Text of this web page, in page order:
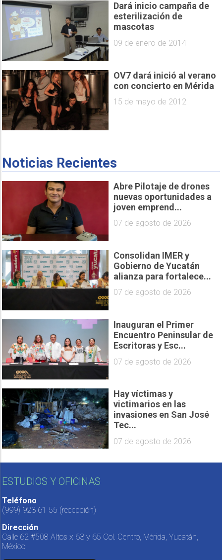
Dará inicio campaña de
esterilización de
mascotas
09 de enero de 2014
OV7 dará inició al verano
con concierto en Mérida
15 de mayo de 2012
Noticias Recientes
Abre Pilotaje de drones
nuevas oportunidades a
joven emprend...
07 de agosto de 2026
Consolidan IMER y
Gobierno de Yucatán
alianza para fortalece...
07 de agosto de 2026
Inauguran el Primer
Encuentro Peninsular de
Escritoras y Esc...
07 de agosto de 2026
Hay víctimas y
victimarios en las
invasiones en San José
Tec...
07 de agosto de 2026
ESTUDIOS Y OFICINAS
Teléfono
(999) 923 61 55 (recepción)
Dirección
Calle 62 #508 Altos x 63 y 65 Col. Centro, Mérida, Yucatán,
México.